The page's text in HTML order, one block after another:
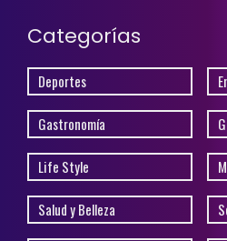
Categorías
Deportes
Gastronomía
Life Style
Salud y Belleza